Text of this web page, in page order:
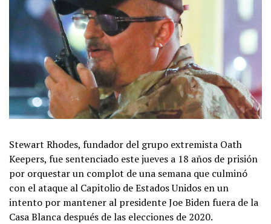
Stewart Rhodes, fundador del grupo extremista Oath
Keepers, fue sentenciado este jueves a 18 años de prisión
por orquestar un complot de una semana que culminó
con el ataque al Capitolio de Estados Unidos en un
intento por mantener al presidente Joe Biden fuera de la
Casa Blanca después de las elecciones de 2020.